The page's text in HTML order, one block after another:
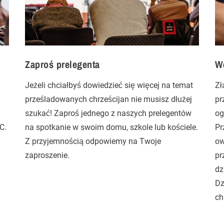
Zaproś prelegenta
Jeżeli chciałbyś dowiedzieć się więcej na temat
prześladowanych chrześcijan nie musisz dłużej
szukać! Zaproś jednego z naszych prelegentów
na spotkanie w swoim domu, szkole lub kościele.
Z przyjemnością odpowiemy na Twoje
zaproszenie.